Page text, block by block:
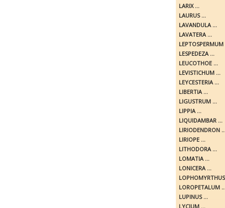
LARIX ...
LAURUS ...
LAVANDULA ...
LAVATERA ...
LEPTOSPERMUM
LESPEDEZA ...
LEUCOTHOE ...
LEVISTICHUM ...
LEYCESTERIA ...
LIBERTIA ...
LIGUSTRUM ...
LIPPIA ...
LIQUIDAMBAR ...
LIRIODENDRON
LIRIOPE ...
LITHODORA ...
LOMATIA ...
LONICERA ...
LOROPETALUM
LUPINUS ...
LYCIUM ...